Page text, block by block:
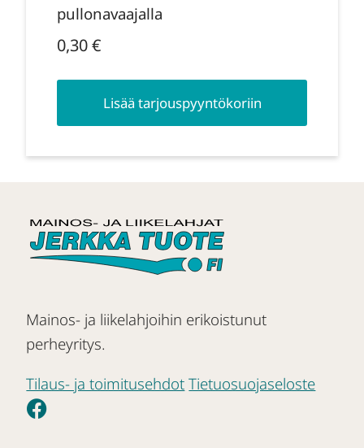
pullonavaajalla
0,30€
Lisää tarjouspyyntökoriin
Mainos- ja liikelahjoihin erikoistunut
perheyritys.
Tilaus- ja toimitusehdot Tietuosuojaseloste